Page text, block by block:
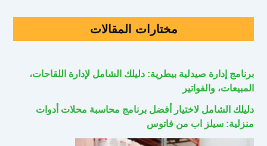
مختارات المقالات
برنامج إدارة صيدلية بيطرية: دليلك الشامل لإدارة اللقاحات،
المبيعات، والفواتير
دليلك الشامل لاختيار أفضل برنامج محاسبة محلات أدوات
منزلية: سيلز اب من فاتوس